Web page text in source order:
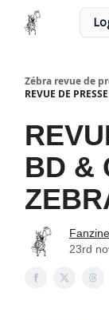
Zébra revue de
REVUE DE
BD &
23rd